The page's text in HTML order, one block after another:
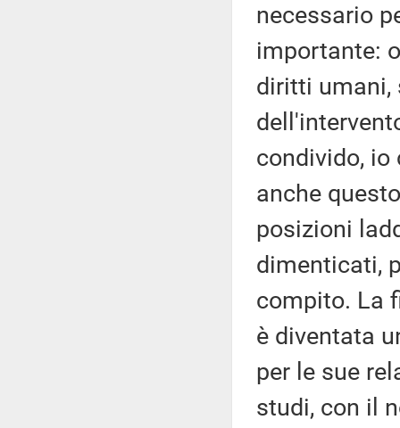
necessario
importante:
diritti umani,
condivido, io
anche
posizioni
dimenticati,
compito. La
è diventata
per le sue
studi, con il